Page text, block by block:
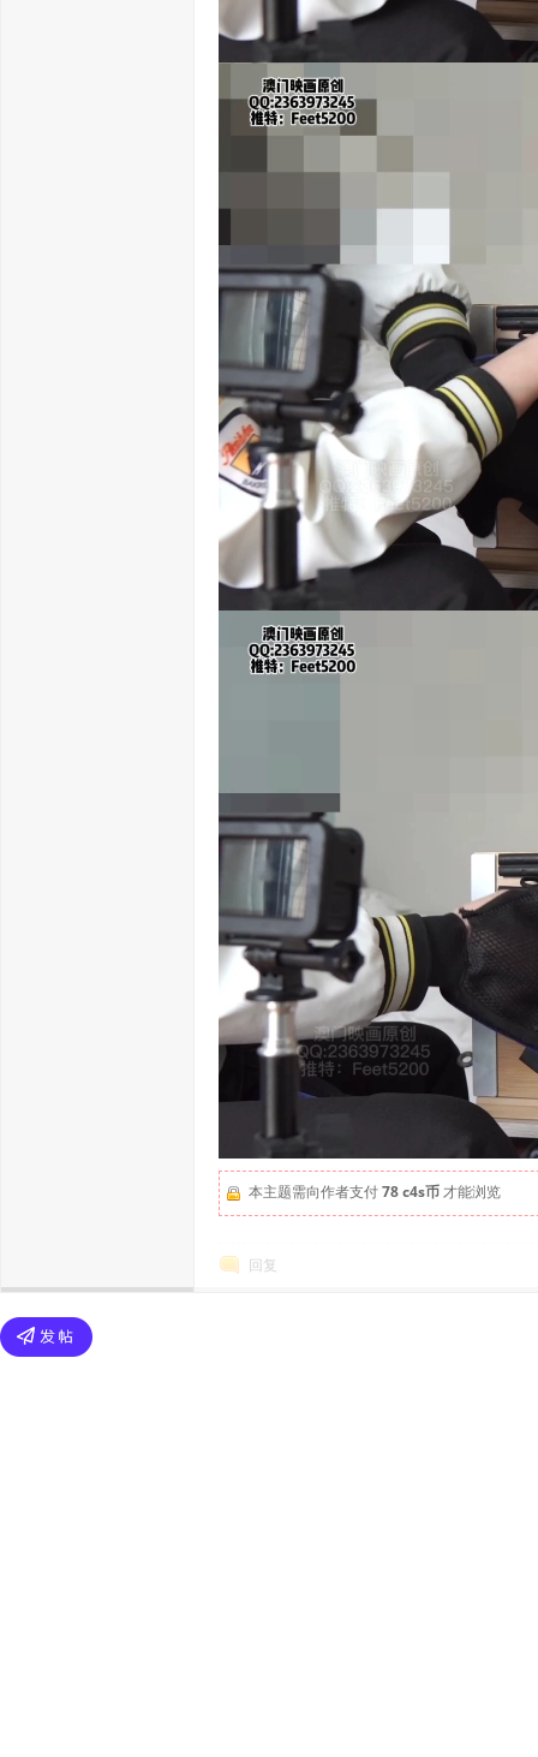
本主题需向作者支付78 c4s币才能浏览
回复